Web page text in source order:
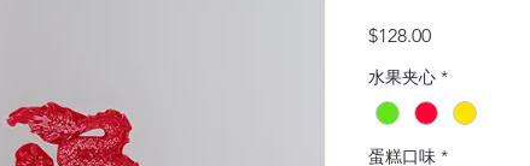
$128.00價
水果夹心 *
蛋糕口味 *